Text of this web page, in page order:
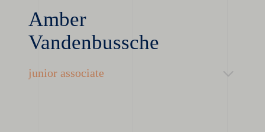
Amber
Vandenbussche
junior associate